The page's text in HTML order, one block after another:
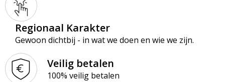
Regionaal Karakter
Gewoon dichtbij - in wat we doen en wie we zijn.
Veilig betalen
100% veilig betalen